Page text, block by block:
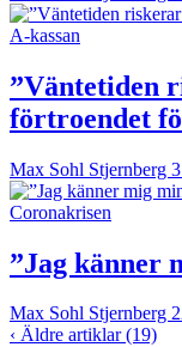
A-kassan
”Väntetiden
förtroendet
Max Sohl Stjernberg
Coronakrisen
”Jag känner
Max Sohl Stjernberg
‹ Äldre artiklar (19)